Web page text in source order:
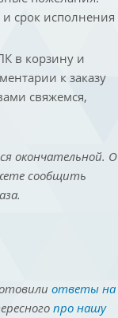
срок исполнения
в корзину и
к заказу
свяжемся,
окончательной. О
сообщить
ответы на
про нашу